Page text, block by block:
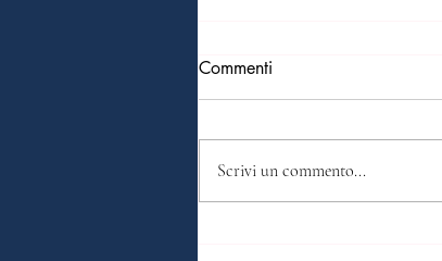
Commenti
Scrivi un commento...